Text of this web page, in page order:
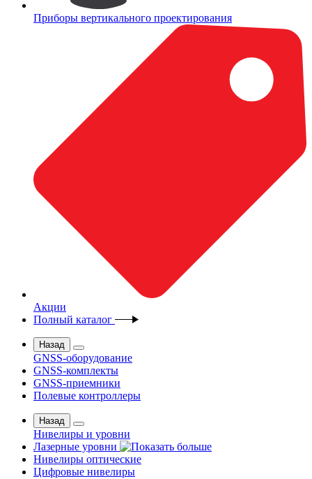
Приборы вертикального проектирования
Акции
Полный каталог
Назад
GNSS-оборудование
GNSS-комплекты
GNSS-приемники
Полевые контроллеры
Назад
Нивелиры и уровни
Лазерные уровни
Нивелиры оптические
Цифровые нивелиры